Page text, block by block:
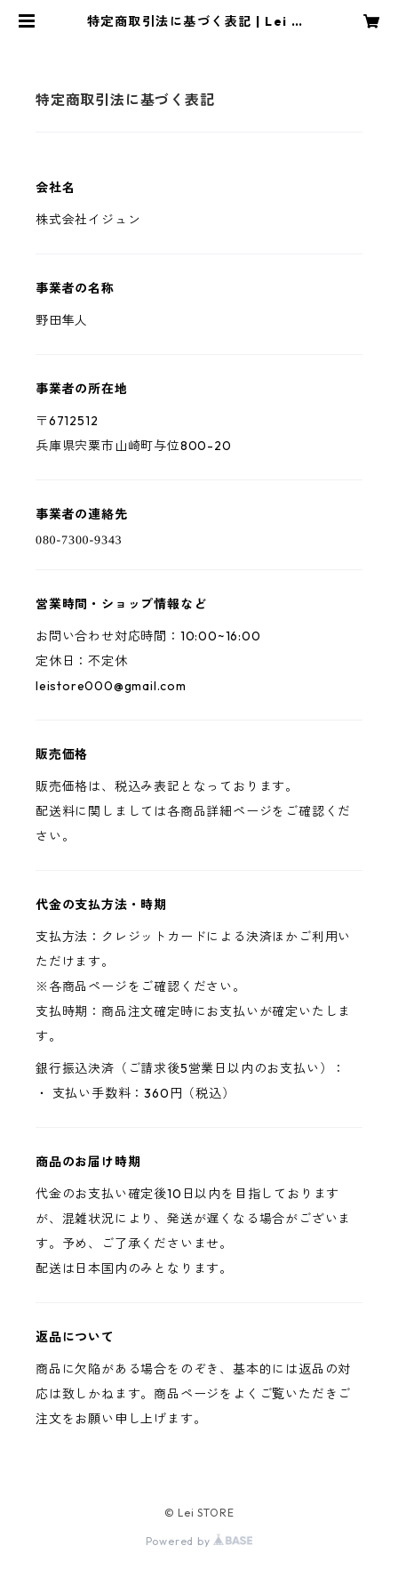
特定商取引法に基づく表記 | Lei ST
特定商取引法に基づく表記
会社名
株式会社イジュン
事業者の名称
野田隼人
事業者の所在地
〒6712512
兵庫県宍粟市山崎町与位800-20
事業者の連絡先
営業時間・ショップ情報など
お問い合わせ対応時間：10:00~16:00
定休日：不定休
leistore000@gmail.com
販売価格
販売価格は、税込み表記となっております。
配送料に関しましては各商品詳細ページをご確認くだ
さい。
代金の支払方法・時期
支払方法：クレジットカードによる決済ほかご利用い
ただけます。
※各商品ページをご確認ください。
支払時期：商品注文確定時にお支払いが確定いたしま
す。
銀行振込決済（ご請求後5営業日以内のお支払い）：
・ 支払い手数料：360円（税込）
商品のお届け時期
代金のお支払い確定後10日以内を目指しております
が、混雑状況により、発送が遅くなる場合がございま
す。予め、ご了承くださいませ。
配送は日本国内のみとなります。
返品について
商品に欠陥がある場合をのぞき、基本的には返品の対
応は致しかねます。商品ページをよくご覧いただきご
注文をお願い申し上げます。
© Lei STORE
Powered by